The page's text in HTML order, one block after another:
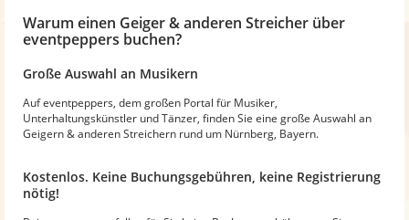
Warum einen Geiger & anderen Streicher über
eventpeppers buchen?
Große Auswahl an Musikern
Auf eventpeppers, dem großen Portal für Musiker,
Unterhaltungskünstler und Tänzer, finden Sie eine große Auswahl an
Geigern & anderen Streichern rund um Nürnberg, Bayern.
Kostenlos. Keine Buchungsgebühren, keine Registrierung
nötig!